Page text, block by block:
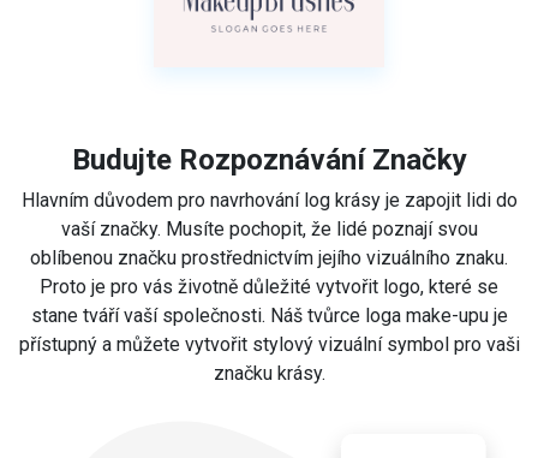
Budujte Rozpoznávání Značky
Hlavním důvodem pro navrhování log krásy je zapojit lidi do
vaší značky. Musíte pochopit, že lidé poznají svou
oblíbenou značku prostřednictvím jejího vizuálního znaku.
Proto je pro vás životně důležité vytvořit logo, které se
stane tváří vaší společnosti. Náš tvůrce loga make-upu je
přístupný a můžete vytvořit stylový vizuální symbol pro vaši
značku krásy.